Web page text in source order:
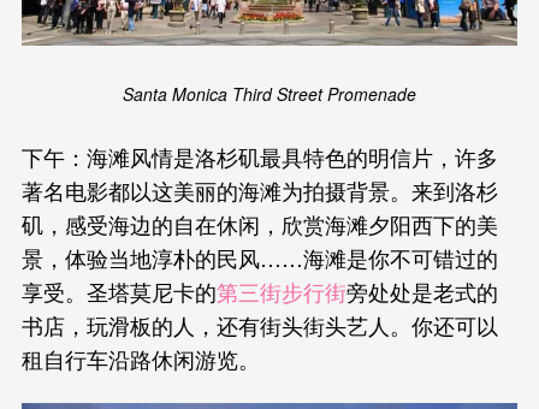
Santa Monica Third Street Promenade
下午：海滩风情是洛杉矶最具特色的明信片，许多
著名电影都以这美丽的海滩为拍摄背景。来到洛杉
矶，感受海边的自在休闲，欣赏海滩夕阳西下的美
景，体验当地淳朴的民风……海滩是你不可错过的
享受。圣塔莫尼卡的第三街步行街旁处处是老式的
书店，玩滑板的人，还有街头街头艺人。你还可以
租自行车沿路休闲游览。